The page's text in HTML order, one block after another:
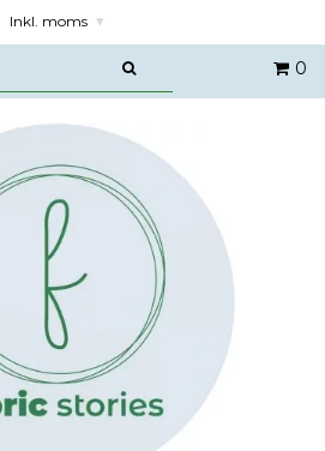
Inkl. moms ▾
0